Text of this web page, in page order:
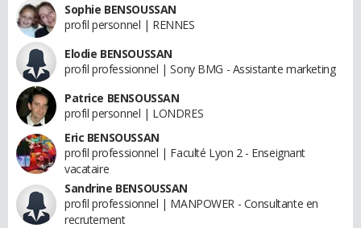
Sophie BENSOUSSAN
profil personnel | RENNES
Elodie BENSOUSSAN
profil professionnel | Sony BMG - Assistante marketing
Patrice BENSOUSSAN
profil personnel | LONDRES
Eric BENSOUSSAN
profil professionnel | Faculté Lyon 2 - Enseignant
vacataire
Sandrine BENSOUSSAN
profil professionnel | MANPOWER - Consultante en
recrutement